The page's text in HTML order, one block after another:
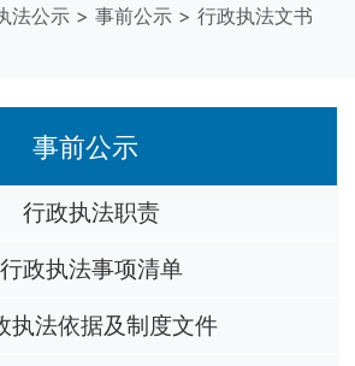
法公示 > 事前公示 > 行政执法文书
事前公示
行政执法职责
行政执法事项清单
执法依据及制度文件